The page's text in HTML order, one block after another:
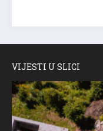
VIJESTI U SLICI